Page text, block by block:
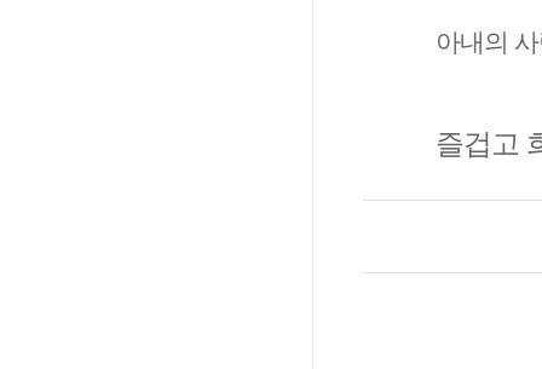
아내의
즐겁고